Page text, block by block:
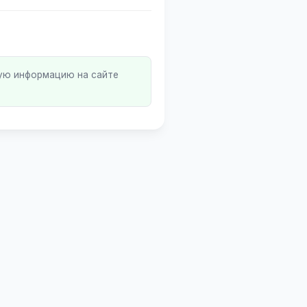
информацию на сайте